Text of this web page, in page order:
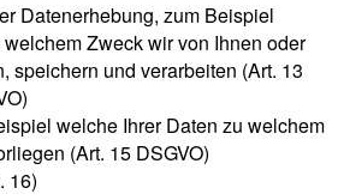
Datenerhebung, zum Beispiel
Zweck wir von Ihnen oder
speichern und verarbeiten (Art. 13
welche Ihrer Daten zu welchem
(Art. 15 DSGVO)
16)